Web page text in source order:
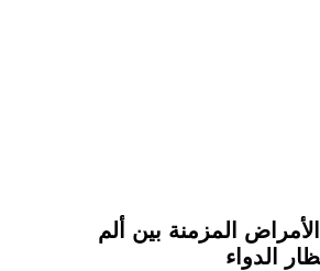
المزمنة بين ألم
الدواء